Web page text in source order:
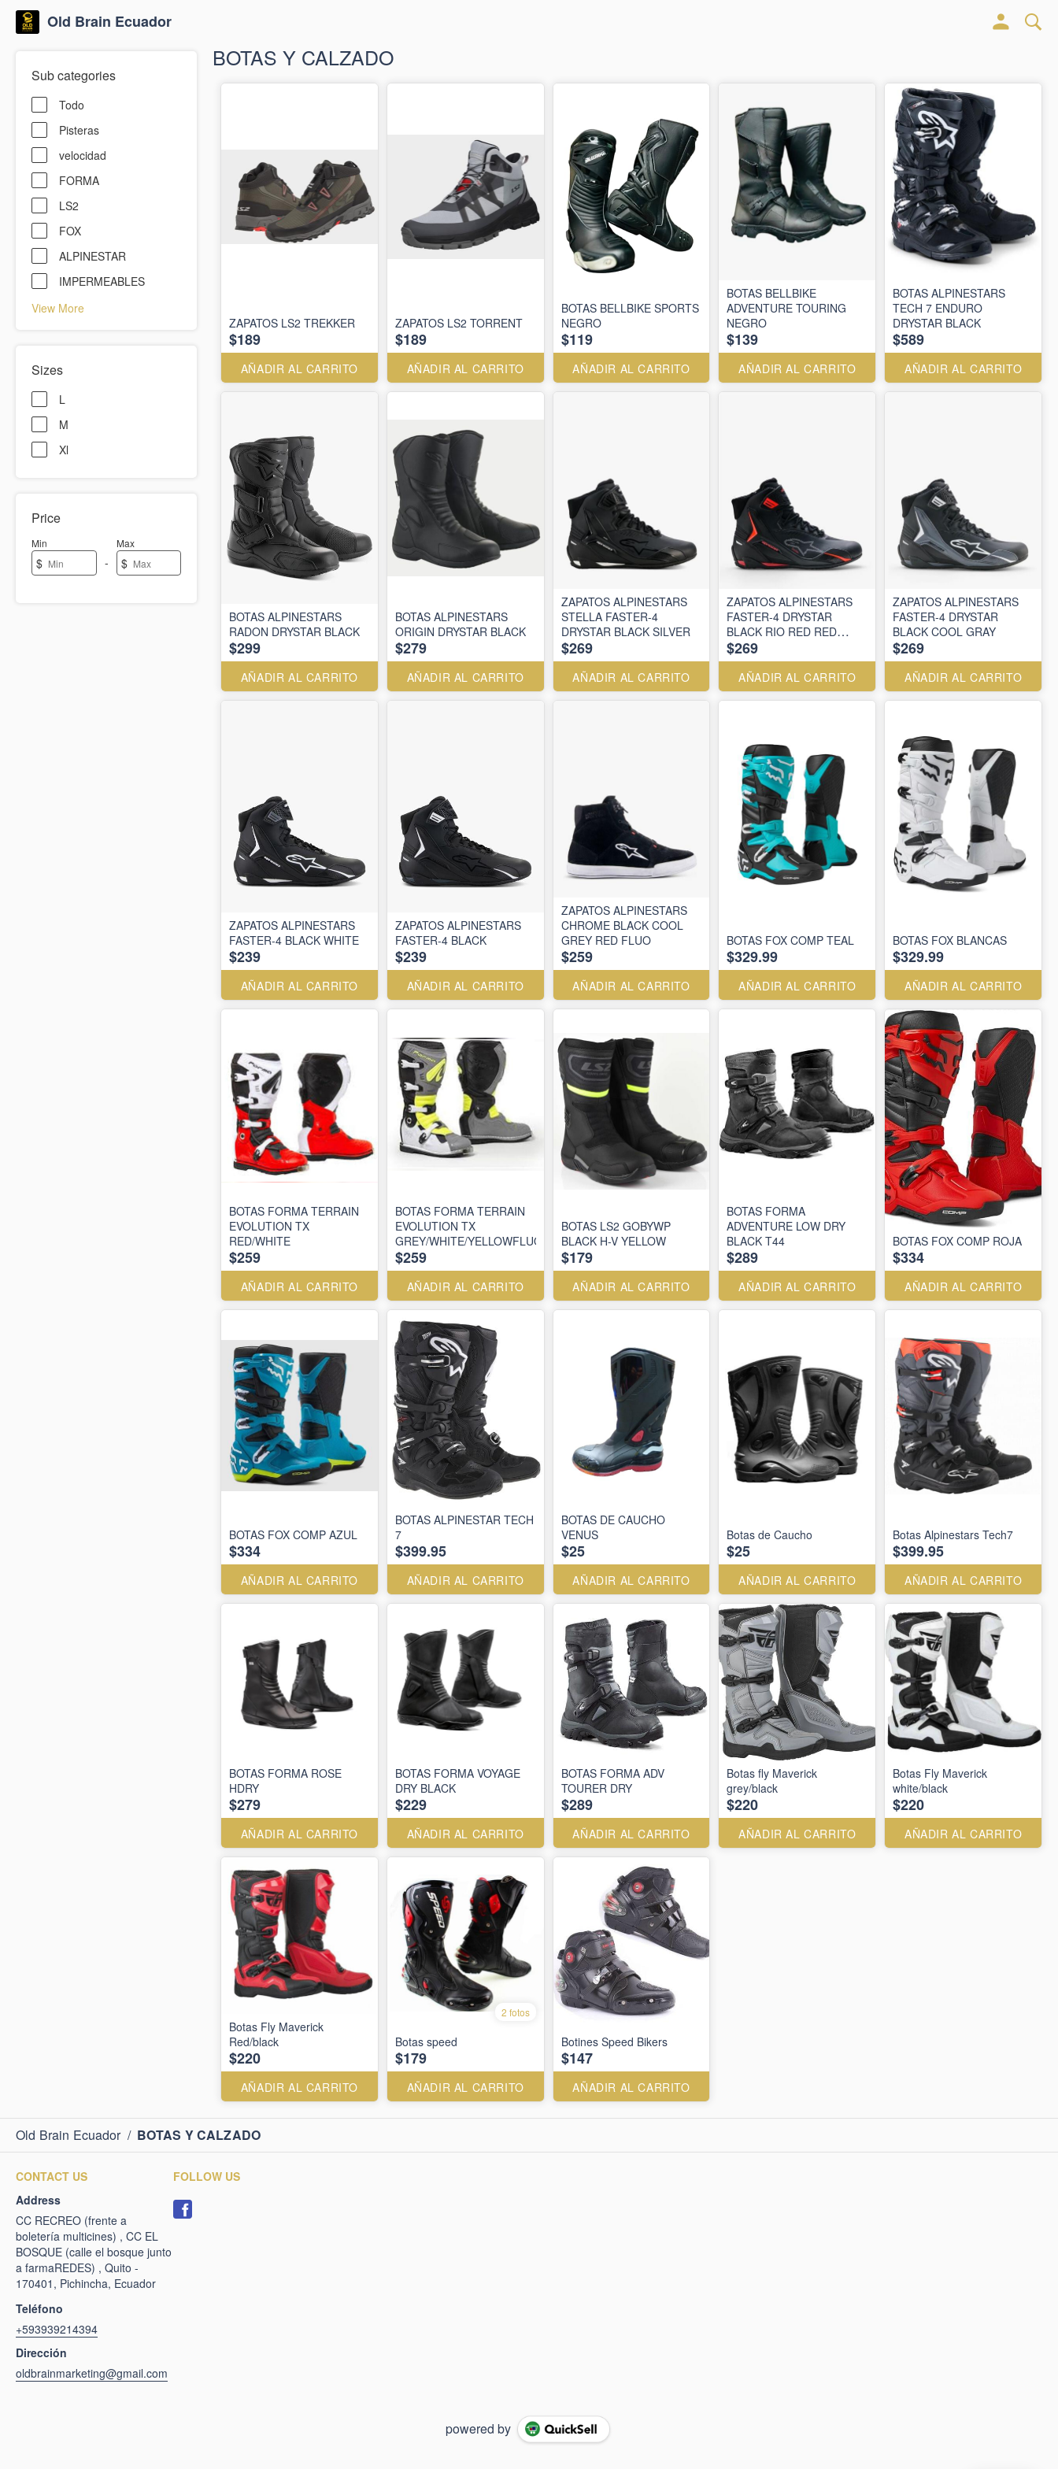
Old Brain Ecuador
Sub categories
Todo
Pisteras
velocidad
FORMA
LS2
FOX
ALPINESTAR
IMPERMEABLES
View More
Sizes
L
M
Xl
Price
Min
$ -
Max
$
BOTAS Y CALZADO
ZAPATOS LS2 TREKKER
$189
AÑADIR AL CARRITO
ZAPATOS LS2 TORRENT
$189
AÑADIR AL CARRITO
BOTAS BELLBIKE SPORTS
NEGRO
$119
AÑADIR AL CARRITO
BOTAS BELLBIKE
ADVENTURE TOURING
NEGRO
$139
AÑADIR AL CARRITO
BOTAS ALPINESTARS
TECH 7 ENDURO
DRYSTAR BLACK
$589
AÑADIR AL CARRITO
BOTAS ALPINESTARS
RADON DRYSTAR BLACK
$299
AÑADIR AL CARRITO
BOTAS ALPINESTARS
ORIGIN DRYSTAR BLACK
$279
AÑADIR AL CARRITO
ZAPATOS ALPINESTARS
STELLA FASTER-4
DRYSTAR BLACK SILVER
$269
AÑADIR AL CARRITO
ZAPATOS ALPINESTARS
FASTER-4 DRYSTAR
BLACK RIO RED RED
FLUO
$269
AÑADIR AL CARRITO
ZAPATOS ALPINESTARS
FASTER-4 DRYSTAR
BLACK COOL GRAY
$269
AÑADIR AL CARRITO
ZAPATOS ALPINESTARS
FASTER-4 BLACK WHITE
$239
AÑADIR AL CARRITO
ZAPATOS ALPINESTARS
FASTER-4 BLACK
$239
AÑADIR AL CARRITO
ZAPATOS ALPINESTARS
CHROME BLACK COOL
GREY RED FLUO
$259
AÑADIR AL CARRITO
BOTAS FOX COMP TEAL
$329.99
AÑADIR AL CARRITO
BOTAS FOX BLANCAS
$329.99
AÑADIR AL CARRITO
BOTAS FORMA TERRAIN
EVOLUTION TX
RED/WHITE
$259
AÑADIR AL CARRITO
BOTAS FORMA TERRAIN
EVOLUTION TX
GREY/WHITE/YELLOWFLUO
$259
AÑADIR AL CARRITO
BOTAS LS2 GOBYWP
BLACK H-V YELLOW
$179
AÑADIR AL CARRITO
BOTAS FORMA
ADVENTURE LOW DRY
BLACK T44
$289
AÑADIR AL CARRITO
BOTAS FOX COMP ROJA
$334
AÑADIR AL CARRITO
BOTAS FOX COMP AZUL
$334
AÑADIR AL CARRITO
BOTAS ALPINESTAR TECH
7
$399.95
AÑADIR AL CARRITO
BOTAS DE CAUCHO
VENUS
$25
AÑADIR AL CARRITO
Botas de Caucho
$25
AÑADIR AL CARRITO
Botas Alpinestars Tech7
$399.95
AÑADIR AL CARRITO
BOTAS FORMA ROSE
HDRY
$279
AÑADIR AL CARRITO
BOTAS FORMA VOYAGE
DRY BLACK
$229
AÑADIR AL CARRITO
BOTAS FORMA ADV
TOURER DRY
$289
AÑADIR AL CARRITO
Botas fly Maverick
grey/black
$220
AÑADIR AL CARRITO
Botas Fly Maverick
white/black
$220
AÑADIR AL CARRITO
Botas Fly Maverick
Red/black
$220
AÑADIR AL CARRITO
2 fotos
Botas speed
$179
AÑADIR AL CARRITO
Botines Speed Bikers
$147
AÑADIR AL CARRITO
Old Brain Ecuador / BOTAS Y CALZADO
CONTACT US
Address
CC RECREO (frente a
boletería multicines) , CC EL
BOSQUE (calle el bosque junto
a farmaREDES) , Quito -
170401, Pichincha, Ecuador
Teléfono
+593939214394
Dirección
oldbrainmarketing@gmail.com
FOLLOW US
powered by